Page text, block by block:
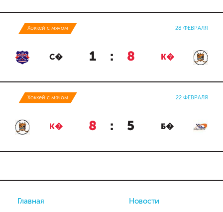
Хоккей с мячом 28 ФЕВРАЛЯ
С� 1 : 8 К�
Хоккей с мячом 22 ФЕВРАЛЯ
К� 8 : 5 Б�
Главная Новости